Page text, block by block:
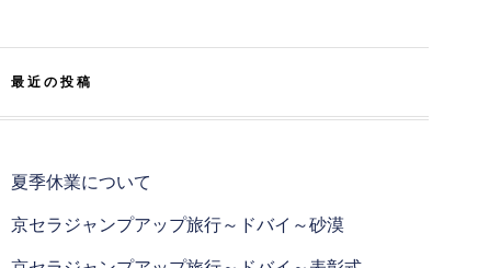
最近の投稿
夏季休業について
京セラジャンプアップ旅行～ドバイ～砂漠